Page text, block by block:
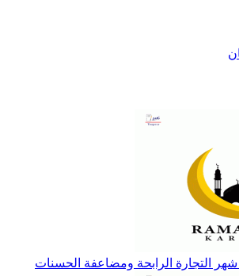
التجارة الرابحة ومضاعفة الحسنات